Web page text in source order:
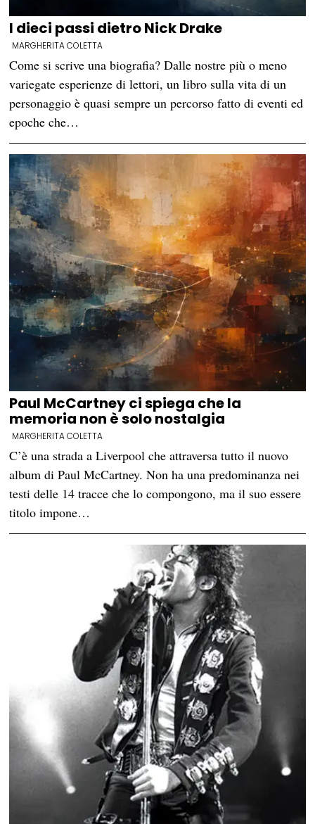
I dieci passi dietro Nick Drake
MARGHERITA COLETTA
Come si scrive una biografia? Dalle nostre più o meno
variegate esperienze di lettori, un libro sulla vita di un
personaggio è quasi sempre un percorso fatto di eventi ed
epoche che…
Paul McCartney ci spiega che la
memoria non è solo nostalgia
MARGHERITA COLETTA
C’è una strada a Liverpool che attraversa tutto il nuovo
album di Paul McCartney. Non ha una predominanza nei
testi delle 14 tracce che lo compongono, ma il suo essere
titolo impone…